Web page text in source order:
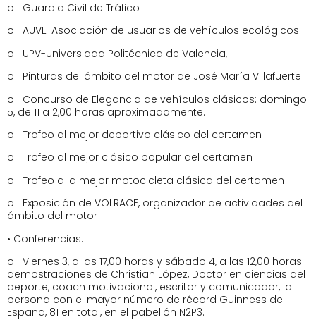
o Guardia Civil de Tráfico
o AUVE-Asociación de usuarios de vehículos ecológicos
o UPV-Universidad Politécnica de Valencia,
o Pinturas del ámbito del motor de José María Villafuerte
o Concurso de Elegancia de vehículos clásicos: domingo
5, de 11 a12,00 horas aproximadamente.
o Trofeo al mejor deportivo clásico del certamen
o Trofeo al mejor clásico popular del certamen
o Trofeo a la mejor motocicleta clásica del certamen
o Exposición de VOLRACE, organizador de actividades del
ámbito del motor
• Conferencias:
o Viernes 3, a las 17,00 horas y sábado 4, a las 12,00 horas:
demostraciones de Christian López, Doctor en ciencias del
deporte, coach motivacional, escritor y comunicador, la
persona con el mayor número de récord Guinness de
España, 81 en total, en el pabellón N2P3.